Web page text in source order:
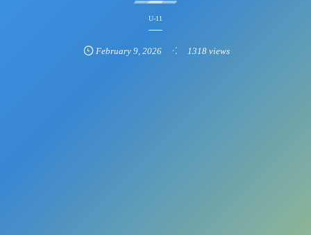
U-11
February 9 ,2026 1318 views